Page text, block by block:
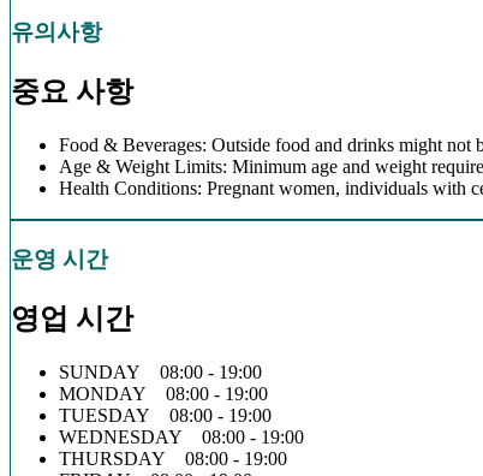
유의사항
중요 사항
Food & Beverages: Outside food and drinks might not
Age & Weight Limits: Minimum age and weight
Health Conditions: Pregnant women, individuals with
운영 시간
영업 시간
SUNDAY 08:00 - 19:00
MONDAY 08:00 - 19:00
TUESDAY 08:00 - 19:00
WEDNESDAY 08:00 - 19:00
THURSDAY 08:00 - 19:00